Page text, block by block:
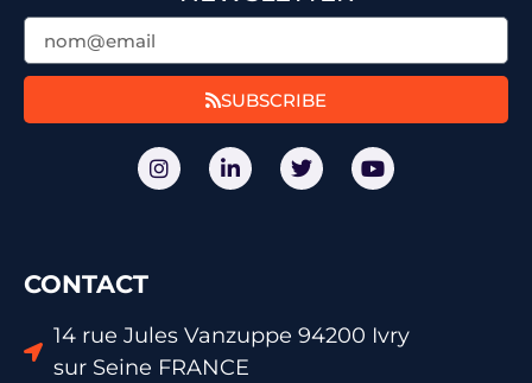
SUBSCRIBE
CONTACT
14 rue Jules Vanzuppe 94200 Ivry
sur Seine FRANCE